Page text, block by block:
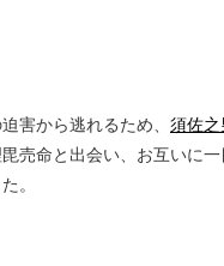
害から逃れるため、 須佐之
売命と出会い、お互いに一
。